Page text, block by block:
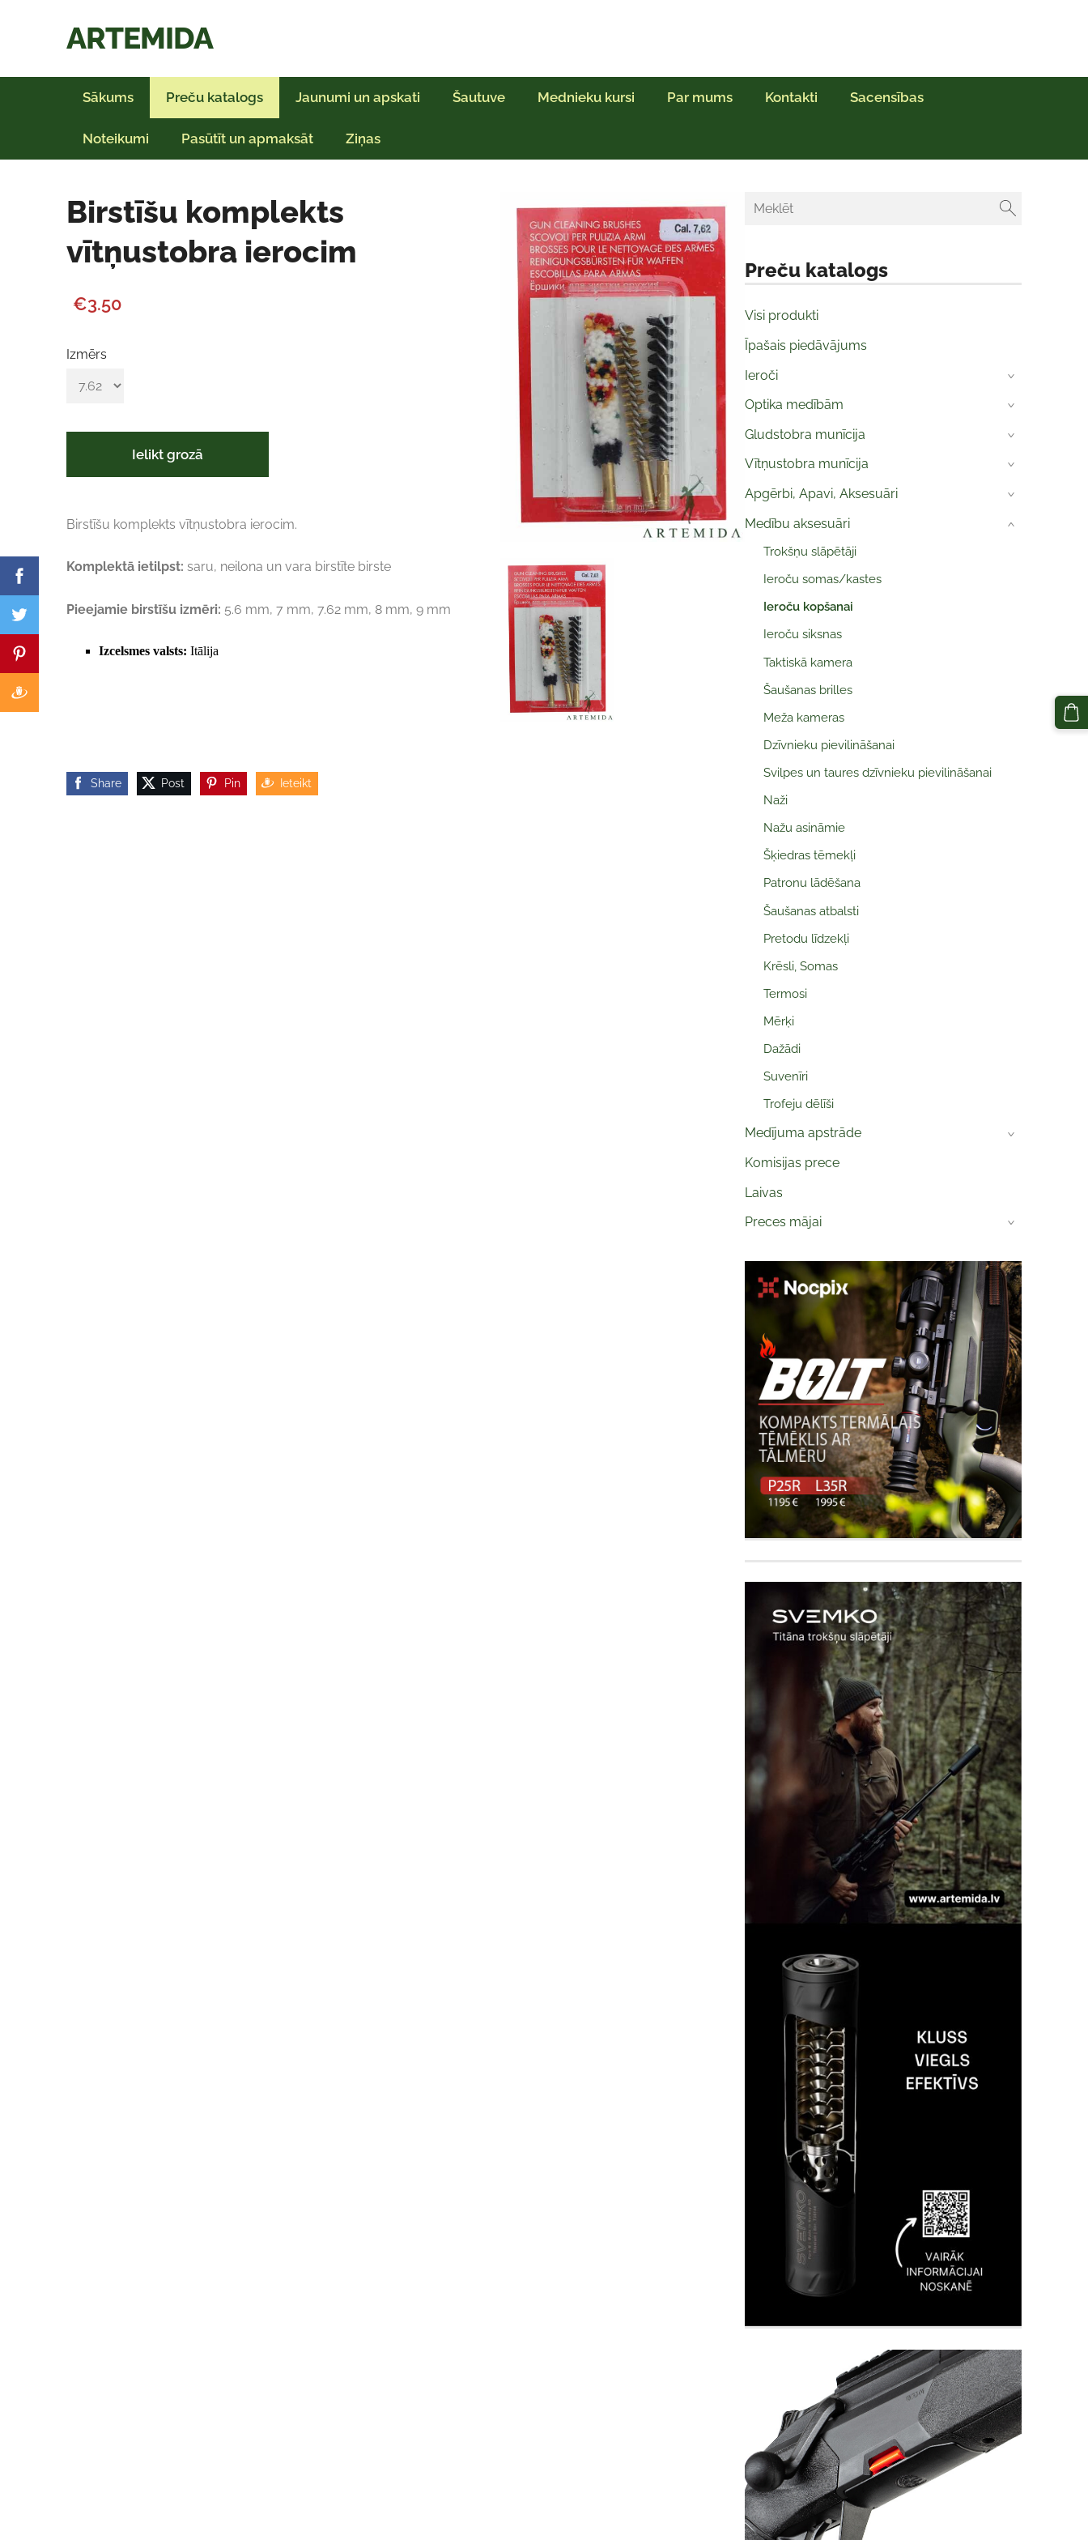
ARTEMIDA
Sākums Preču katalogs Jaunumi un apskati Šautuve Mednieku kursi Par mums Kontakti Sacensības
Noteikumi Pasūtīt un apmaksāt Ziņas
Preču katalogs
Visi produkti
Īpašais piedāvājums
Ieroči
›
Optika medībām ›
Gludstobra munīcija ›
Vītņustobra munīcija ›
Apgērbi, Apavi, Aksesuāri ›
Medību aksesuāri
Trokšņu slāpētāji
Ieroču somas/kastes
Ieroču kopšanai
Ieroču siksnas
Taktiskā kamera
Šaušanas brilles
Meža kameras
Dzīvnieku pievilināšanai
Svilpes un taures dzīvnieku pievilināšanai
Naži
Nažu asināmie
Šķiedras tēmekļi
Patronu lādēšana
Šaušanas atbalsti
Pretodu līdzekļi
Krēsli, Somas
Termosi
Mērķi
Dažādi
Suvenīri
Trofeju dēlīši
›
Medījuma apstrāde ›
Komisijas prece
Laivas
Preces mājai
›
Birstīšu komplekts
vītņustobra ierocim
€3.50
Izmērs
Ielikt grozā
Birstīšu komplekts vītņustobra ierocim.
Komplektā ietilpst: saru, neilona un vara birstīte birste
Pieejamie birstīšu izmēri: 5.6 mm, 7 mm, 7.62 mm, 8 mm, 9 mm
Izcelsmes valsts: Itālija
Share Post Pin Ieteikt